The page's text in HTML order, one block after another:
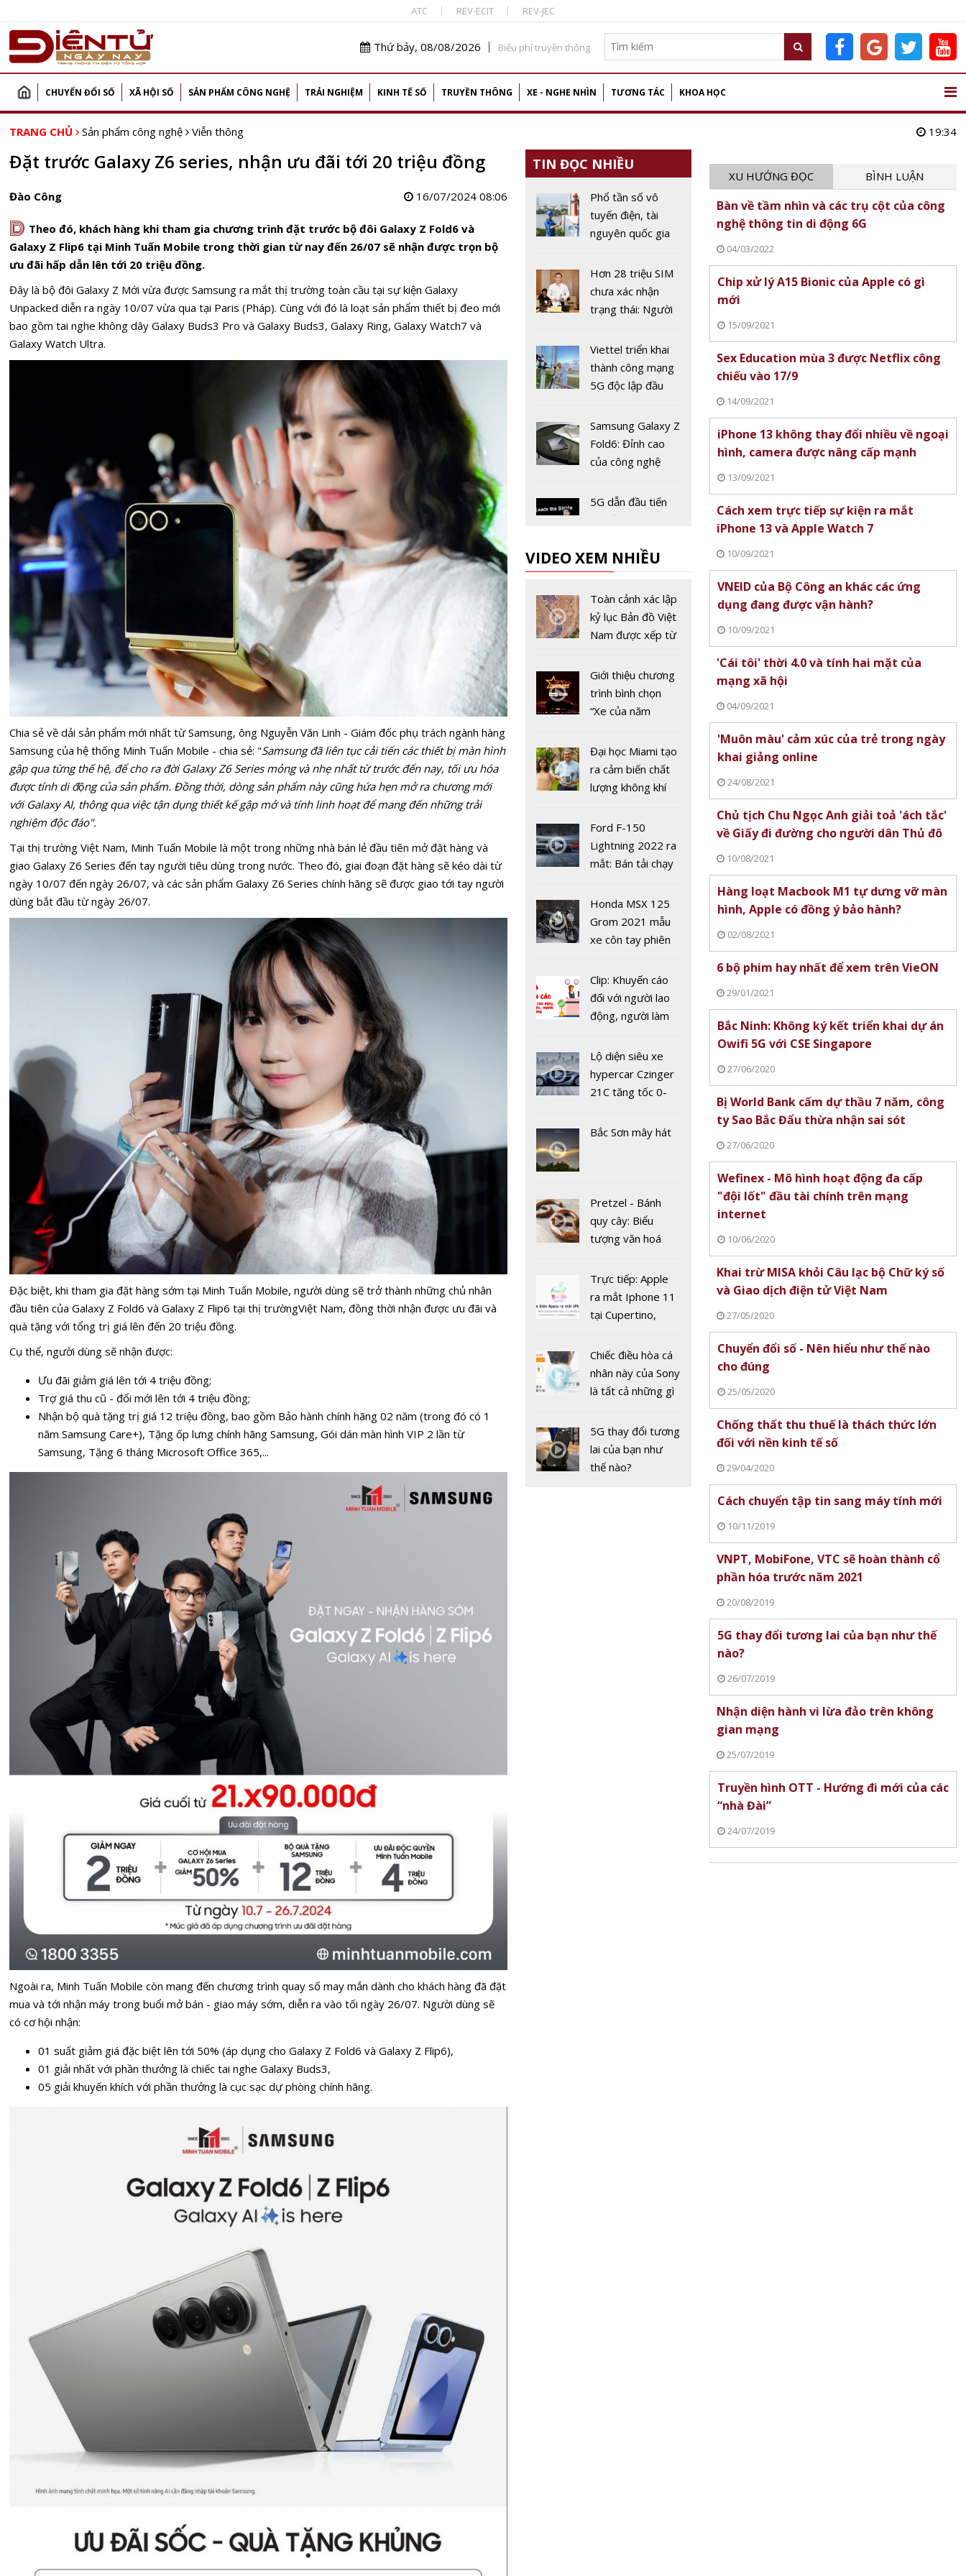
ATC REV-ECIT REV-JEC
Thứ bảy, 08/08/2026 Biểu phí truyền thông
CHUYỂN ĐỔI SỐ XÃ HỘI SỐ SẢN PHẨM CÔNG NGHỆ TRẢI NGHIỆM KINH TẾ SỐ TRUYỀN THÔNG XE - NGHE NHÌN TƯƠNG TÁC KHOA HỌC
TRANG CHỦ Sản phẩm công nghệ Viễn thông 19:34
Đặt trước Galaxy Z6 series, nhận ưu đãi tới 20 triệu đồng
Đào Công 16/07/2024 08:06
D Theo đó, khách hàng khi tham gia chương trình đặt trước bộ đôi Galaxy Z Fold6 và
Galaxy Z Flip6 tại Minh Tuấn Mobile trong thời gian từ nay đến 26/07 sẽ nhận được trọn bộ
ưu đãi hấp dẫn lên tới 20 triệu đồng.
Đây là bộ đôi Galaxy Z Mới vừa được Samsung ra mắt thị trường toàn cầu tại sự kiện Galaxy
Unpacked diễn ra ngày 10/07 vừa qua tại Paris (Pháp). Cùng với đó là loạt sản phẩm thiết bị đeo mới
bao gồm tai nghe không dây Galaxy Buds3 Pro và Galaxy Buds3, Galaxy Ring, Galaxy Watch7 và
Galaxy Watch Ultra.
Chia sẻ về dải sản phẩm mới nhất từ Samsung, ông Nguyễn Văn Linh - Giám đốc phụ trách ngành hàng
Samsung của hệ thống Minh Tuấn Mobile - chia sẻ: "Samsung đã liên tục cải tiến các thiết bị màn hình
gập qua từng thế hệ, để cho ra đời Galaxy Z6 Series mỏng và nhẹ nhất từ trước đến nay, tối ưu hóa
được tính di động của sản phẩm. Đồng thời, dòng sản phẩm này cũng hứa hẹn mở ra chương mới
với Galaxy AI, thông qua việc tận dụng thiết kế gập mở và tính linh hoạt để mang đến những trải
nghiệm độc đáo".
Tại thị trường Việt Nam, Minh Tuấn Mobile là một trong những nhà bán lẻ đầu tiên mở đặt hàng và
giao Galaxy Z6 Series đến tay người tiêu dùng trong nước. Theo đó, giai đoạn đặt hàng sẽ kéo dài từ
ngày 10/07 đến ngày 26/07, và các sản phẩm Galaxy Z6 Series chính hãng sẽ được giao tới tay người
dùng bắt đầu từ ngày 26/07.
Đặc biệt, khi tham gia đặt hàng sớm tại Minh Tuấn Mobile, người dùng sẽ trở thành những chủ nhân
đầu tiên của Galaxy Z Fold6 và Galaxy Z Flip6 tại thị trườngViệt Nam, đồng thời nhận được ưu đãi và
quà tặng với tổng trị giá lên đến 20 triệu đồng.
Cụ thể, người dùng sẽ nhận được:
Ưu đãi giảm giá lên tới 4 triệu đồng;
Trợ giá thu cũ - đổi mới lên tới 4 triệu đồng;
Nhận bộ quà tặng trị giá 12 triệu đồng, bao gồm Bảo hành chính hãng 02 năm (trong đó có 1
năm Samsung Care+), Tặng ốp lưng chính hãng Samsung, Gói dán màn hình VIP 2 lần từ
Samsung, Tặng 6 tháng Microsoft Office 365,...
Ngoài ra, Minh Tuấn Mobile còn mang đến chương trình quay số may mắn dành cho khách hàng đã đặt
mua và tới nhận máy trong buổi mở bán - giao máy sớm, diễn ra vào tối ngày 26/07. Người dùng sẽ
có cơ hội nhận:
01 suất giảm giá đặc biệt lên tới 50% (áp dụng cho Galaxy Z Fold6 và Galaxy Z Flip6),
01 giải nhất với phần thưởng là chiếc tai nghe Galaxy Buds3,
05 giải khuyến khích với phần thưởng là cục sạc dự phòng chính hãng.
TIN ĐỌC NHIỀU
Phổ tần số vô
tuyến điện, tài
nguyên quốc gia
kinh tế số
Hơn 28 triệu SIM
chưa xác nhận
trạng thái: Người
trước ngày bị
khóa chiều gọi
Viettel triển khai
thành công mạng
5G độc lập đầu
Samsung Galaxy Z
Fold6: Đỉnh cao
của công nghệ
5G dẫn đầu tiến
bộ của tương lai
thương hiệu viễn
thông ĐNA với giá
trị đạt 5,8 tỷ USD,
Keysight
ấn tiên phong
trong kiểm thử
mạng 5G của thế
Giải pháp mới cho
hàng từ tổng đài
tự động tương
tác bằng giọng
5G mang lại giá trị
300 triệu USD mỗi
năm cho các nhà
Nâng cao chất
lượng thông tin di
động
VIDEO XEM NHIỀU
Toàn cảnh xác lập
kỷ lục Bản đồ Việt
Nam được xếp từ
năm 2022
Giới thiệu chương
trình bình chọn
“Xe của năm
Đại học Miami tạo
ra cảm biến chất
lượng không khí
19
Ford F-150
Lightning 2022 ra
mắt: Bán tải chạy
chưa đến 40 nghìn
USD
Honda MSX 125
Grom 2021 mẫu
xe côn tay phiên
Clip: Khuyến cáo
đối với người lao
động, người làm
hàng tại khu dịch
vụ trong dịch
Covid-19
Lộ diện siêu xe
hypercar Czinger
21C tăng tốc 0-
2 giây
Bắc Sơn mây hát
Pretzel - Bánh
quy cây: Biểu
tượng văn hoá
tranh cãi về nguồn
gốc
Trực tiếp: Apple
ra mắt Iphone 11
tại Cupertino,
Chiếc điều hòa cá
nhân này của Sony
là tất cả những gì
sót qua mùa hè
nóng nực
5G thay đổi tương
lai của bạn như
thế nào?
XU HƯỚNG ĐỌC BÌNH LUẬN
Bàn về tầm nhìn và các trụ cột của công
nghệ thông tin di động 6G
04/03/2022
Chip xử lý A15 Bionic của Apple có gì
mới
15/09/2021
Sex Education mùa 3 được Netflix công
chiếu vào 17/9
14/09/2021
iPhone 13 không thay đổi nhiều về ngoại
hình, camera được nâng cấp mạnh
13/09/2021
Cách xem trực tiếp sự kiện ra mắt
iPhone 13 và Apple Watch 7
10/09/2021
VNEID của Bộ Công an khác các ứng
dụng đang được vận hành?
10/09/2021
'Cái tôi' thời 4.0 và tính hai mặt của
mạng xã hội
04/09/2021
'Muôn màu' cảm xúc của trẻ trong ngày
khai giảng online
24/08/2021
Chủ tịch Chu Ngọc Anh giải toả 'ách tắc'
về Giấy đi đường cho người dân Thủ đô
10/08/2021
Hàng loạt Macbook M1 tự dưng vỡ màn
hình, Apple có đồng ý bảo hành?
02/08/2021
6 bộ phim hay nhất để xem trên VieON
29/01/2021
Bắc Ninh: Không ký kết triển khai dự án
Owifi 5G với CSE Singapore
27/06/2020
Bị World Bank cấm dự thầu 7 năm, công
ty Sao Bắc Đẩu thừa nhận sai sót
27/06/2020
Wefinex - Mô hình hoạt động đa cấp
"đội lốt" đầu tài chính trên mạng
internet
10/06/2020
Khai trừ MISA khỏi Câu lạc bộ Chữ ký số
và Giao dịch điện tử Việt Nam
27/05/2020
Chuyển đổi số - Nên hiểu như thế nào
cho đúng
25/05/2020
Chống thất thu thuế là thách thức lớn
đối với nền kinh tế số
29/04/2020
Cách chuyển tập tin sang máy tính mới
10/11/2019
VNPT, MobiFone, VTC sẽ hoàn thành cổ
phần hóa trước năm 2021
20/08/2019
5G thay đổi tương lai của bạn như thế
nào?
26/07/2019
Nhận diện hành vi lừa đảo trên không
gian mạng
25/07/2019
Truyền hình OTT - Hướng đi mới của các
“nhà Đài”
24/07/2019